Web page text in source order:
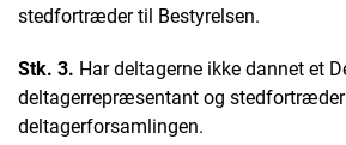
stedfortræder til Bestyrelsen.
Stk. 3. Har deltagerne ikke dannet et
deltagerrepræsentant og
deltagerforsamlingen.